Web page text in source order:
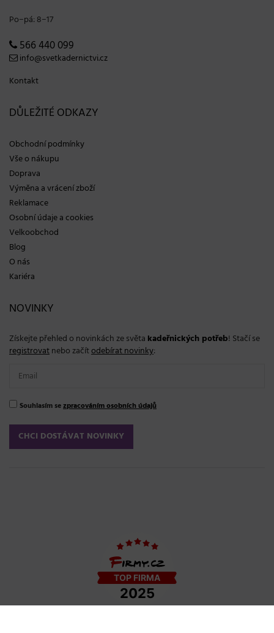
Po−pá: 8−17
566 440 099
info@svetkadernictvi.cz
Kontakt
DŮLEŽITÉ ODKAZY
Obchodní podmínky
Vše o nákupu
Doprava
Výměna a vrácení zboží
Reklamace
Osobní údaje a cookies
Velkoobchod
Blog
O nás
Kariéra
NOVINKY
Získejte přehled o novinkách ze světa kadeřnických potřeb! Stačí se
registrovatnebo začítodebírat novinky:
Souhlasím sezpracováním osobních údajů